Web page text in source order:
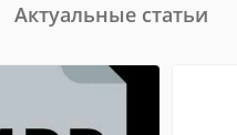
Актуальные статьи